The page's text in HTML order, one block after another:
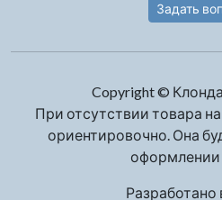
Задать
Copyright ©
При отсутствии товара
ориентировочно. Она
оформлении
Разработано